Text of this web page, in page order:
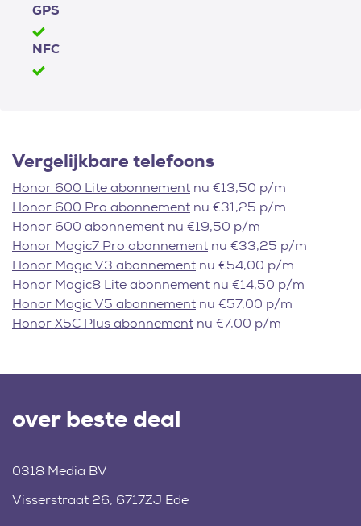
GPS
NFC
Vergelijkbare telefoons
Honor 600 Lite abonnement nu €13,50 p/m
Honor 600 Pro abonnement nu €31,25 p/m
Honor 600 abonnement nu €19,50 p/m
Honor Magic7 Pro abonnement nu €33,25 p/m
Honor Magic V3 abonnement nu €54,00 p/m
Honor Magic8 Lite abonnement nu €14,50 p/m
Honor Magic V5 abonnement nu €57,00 p/m
Honor X5C Plus abonnement nu €7,00 p/m
over beste deal
0318 Media BV
Visserstraat 26, 6717ZJ Ede